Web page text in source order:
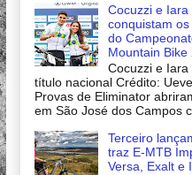
Cocuzzi e Iara
conquistam
do
Mountain Bike
Cocuzzi e
título nacional Crédito:
Provas de Eliminator
em São José dos Campos
Terceiro
traz E-MTB
Versa, Exalt e